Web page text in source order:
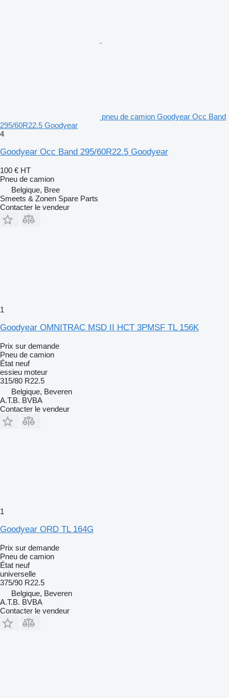
pneu de camion Goodyear Occ Band
295/60R22.5 Goodyear
4
Goodyear Occ Band 295/60R22.5 Goodyear
100 € HT
Pneu de camion
Belgique, Bree
Smeets & Zonen Spare Parts
Contacter le vendeur
1
Goodyear OMNITRAC MSD II HCT 3PMSF TL 156K
Prix sur demande
Pneu de camion
État neuf
essieu moteur
315/80 R22.5
Belgique, Beveren
A.T.B. BVBA
Contacter le vendeur
1
Goodyear ORD TL 164G
Prix sur demande
Pneu de camion
État neuf
universelle
375/90 R22.5
Belgique, Beveren
A.T.B. BVBA
Contacter le vendeur